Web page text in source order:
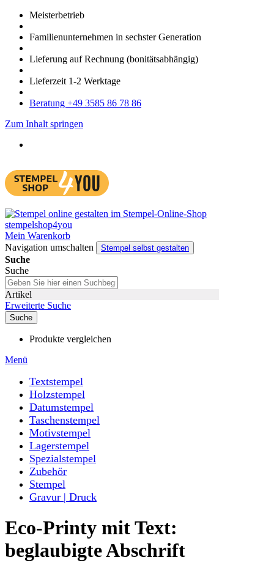
Meister­betrieb
Familien­unter­nehmen in sechster Gene­ration
Lieferung auf Rech­nung (bonitätsabhängig)
Liefer­zeit 1-2 Werk­tage
Bera­tung +49 3585 86 78 86
Zum Inhalt springen
Mein Warenkorb
Navigation umschalten
Stempel selbst gestalten
Suche
Suche
Artikel
Erweiterte Suche
Suche
Produkte vergleichen
Menü
Textstempel
Holzstempel
Datumstempel
Taschenstempel
Motivstempel
Lagerstempel
Spezialstempel
Zubehör
Stempel
Gravur | Druck
Eco-Printy mit Text:
beglaubigte Abschrift